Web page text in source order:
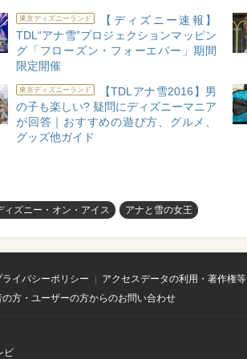
東京ディズニーランド
【ディズニー速報】
TDL“アナ雪”プロジェクションマッピン
グ「フローズン・フォーエバー」期間
限定開催
東京ディズニーランド
【TDLアナ雪2016】男
の子も楽しい? 疑問にディズニーマニア
が回答｜おすすめの遊び方、グルメ、
グッズ他ガイド
ィズニー・オン・アイス アナと雪の女王
ライバシーポリシー アクセスデータの利用・著作権等
方・ユーザーの方からのお問い合わせ
ビ